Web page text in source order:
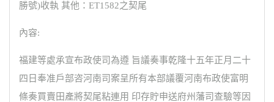
勝號)收執 其他：ET1582之契尾
內容:
福建等處承宣布政使司為遵 旨議奏事乾隆十五年正月二十
四日奉准戶部咨河南司案呈所有本部議覆河南布政使富明
條奏買賣田產將契尾粘連用 印存貯申送府州藩司查驗等因